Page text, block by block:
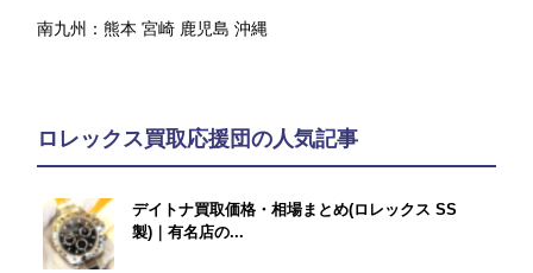
南九州：熊本 宮崎 鹿児島 沖縄
ロレックス買取応援団の人気記事
デイトナ買取価格・相場まとめ(ロレックス SS
製)｜有名店の...